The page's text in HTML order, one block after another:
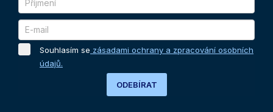
Souhlasím se zásadami ochrany a zpracování osobních
údajů.
ODEBÍRAT